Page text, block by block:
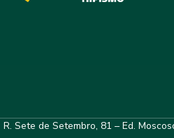
R. Sete de Setembro, 81 – Ed.